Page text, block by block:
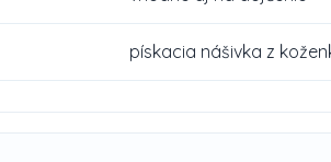
pískacia nášivka z